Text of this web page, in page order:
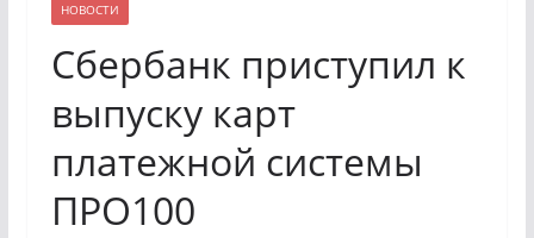
НОВОСТИ
Сбербанк приступил к
выпуску карт
платежной системы
ПРО100